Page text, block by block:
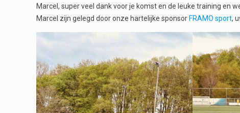
Marcel, super veel dank voor je komst en de leuke training en
Marcel zijn gelegd door onze hartelijke sponsor FRAMO sport,